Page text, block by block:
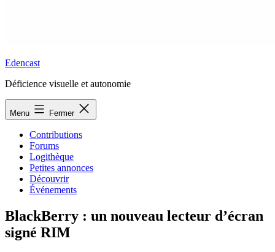
Edencast
Déficience visuelle et autonomie
Menu Fermer
Contributions
Forums
Logithèque
Petites annonces
Découvrir
Événements
BlackBerry : un nouveau lecteur d’écran
signé RIM